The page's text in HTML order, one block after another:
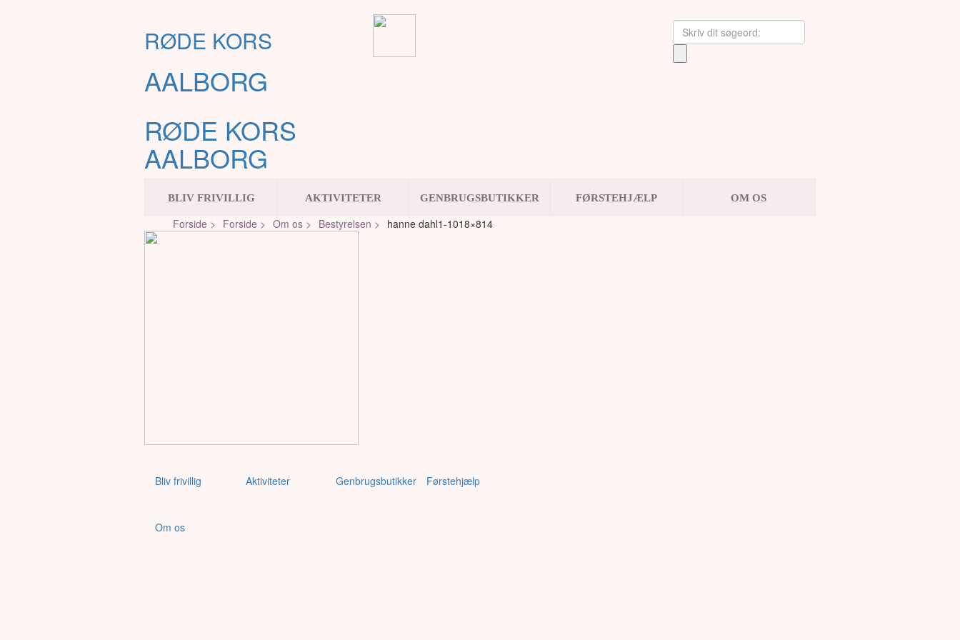
RØDE KORS
AALBORG
RØDE KORS
AALBORG
BLIV FRIVILLIG AKTIVITETER GENBRUGSBUTIKKER FØRSTEHJÆLP OM OS
Forside > Forside > Om os > Bestyrelsen > hanne dahl1-1018×814
Bliv frivillig Aktiviteter Genbrugsbutikker Førstehjælp
Om os